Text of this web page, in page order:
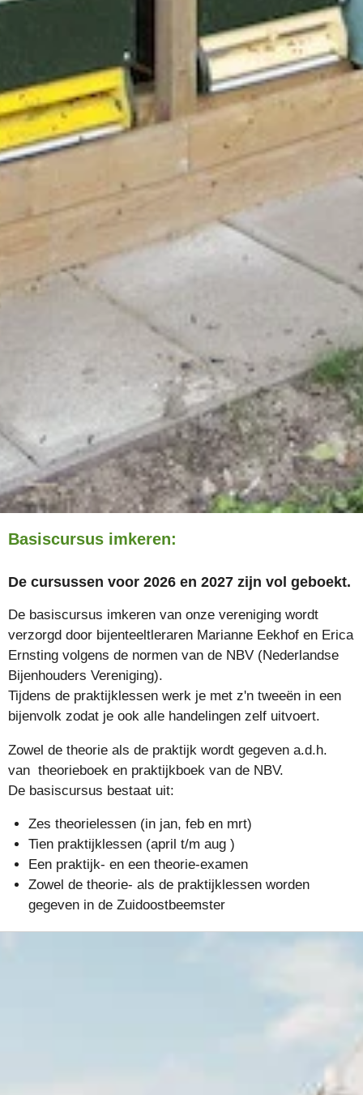
Basiscursus imkeren:
De cursussen voor 2026 en 2027 zijn vol geboekt.
De basiscursus imkeren van onze vereniging wordt
verzorgd door bijenteeltleraren Marianne Eekhof en Erica
Ernsting volgens de normen van de NBV (Nederlandse
Bijenhouders Vereniging).
Tijdens de praktijklessen werk je met z'n tweeën in een
bijenvolk zodat je ook alle handelingen zelf uitvoert.
Zowel de theorie als de praktijk wordt gegeven a.d.h.
van theorieboek en praktijkboek van de NBV.
De basiscursus bestaat uit:
Zes theorielessen (in jan, feb en mrt)
Tien praktijklessen (april t/m aug )
Een praktijk- en een theorie-examen
Zowel de theorie- als de praktijklessen worden
gegeven in de Zuidoostbeemster